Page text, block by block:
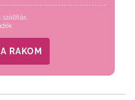
szállítás
RAKOM